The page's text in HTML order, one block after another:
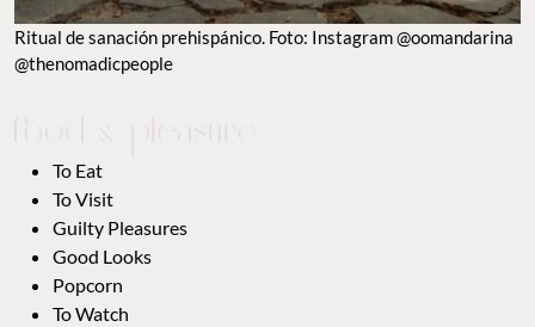
Ritual de sanación prehispánico. Foto: Instagram @oomandarina
@thenomadicpeople
To Eat
To Visit
Guilty Pleasures
Good Looks
Popcorn
To Watch